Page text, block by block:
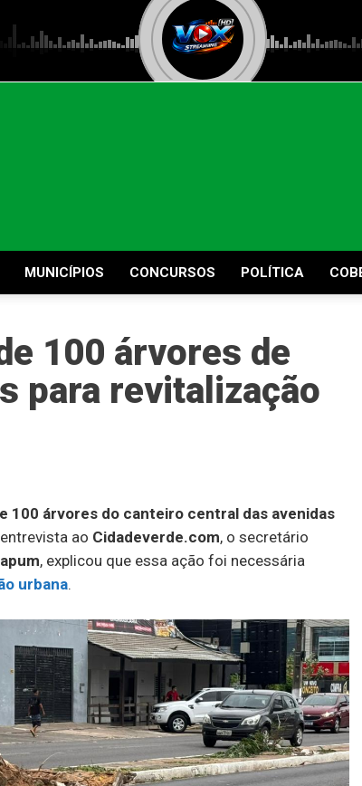
MUNICÍPIOS CONCURSOS POLÍTICA
100 árvores de
para revitalização
100 árvores do canteiro central das avenidas
ao Cidadeverde.com, o secretário
, explicou que essa ação foi necessária
urbana.